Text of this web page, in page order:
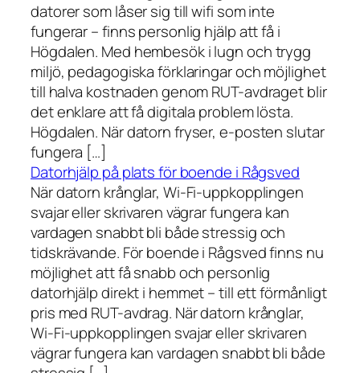
datorer som låser sig till wifi som inte
fungerar – finns personlig hjälp att få i
Högdalen. Med hembesök i lugn och trygg
miljö, pedagogiska förklaringar och möjlighet
till halva kostnaden genom RUT-avdraget blir
det enklare att få digitala problem lösta.
Högdalen. När datorn fryser, e-posten slutar
fungera […]
Datorhjälp på plats för boende i Rågsved
När datorn krånglar, Wi-Fi-uppkopplingen
svajar eller skrivaren vägrar fungera kan
vardagen snabbt bli både stressig och
tidskrävande. För boende i Rågsved finns nu
möjlighet att få snabb och personlig
datorhjälp direkt i hemmet – till ett förmånligt
pris med RUT-avdrag. När datorn krånglar,
Wi-Fi-uppkopplingen svajar eller skrivaren
vägrar fungera kan vardagen snabbt bli både